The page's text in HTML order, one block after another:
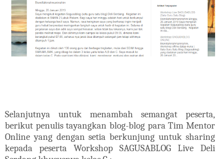
Selanjutnya untuk menambah semangat peserta,
berikut penulis tayangkan blog-blog para Tim Mentor
Online yang dengan setia berkunjung untuk sharing
kepada peserta Workshop SAGUSABLOG Live Deli